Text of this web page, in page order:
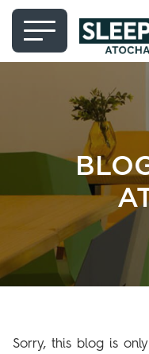
Sorry, this blog is